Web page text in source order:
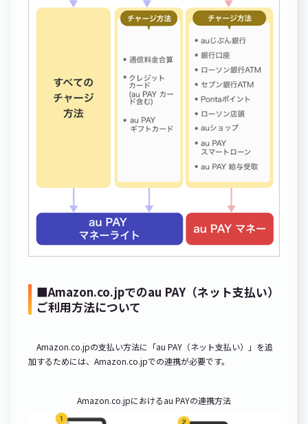
■Amazon.co.jpでのau PAY（ネット支払い）
ご利用方法について
Amazon.co.jpの支払い方法に「au PAY（ネット支払い）」を追
加するためには、Amazon.co.jpでの連携が必要です。
Amazon.co.jpにおけるau PAYの連携方法